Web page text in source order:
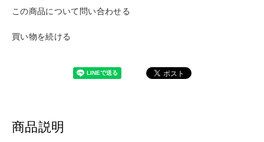
この商品について問い合わせる
買い物を続ける
商品説明